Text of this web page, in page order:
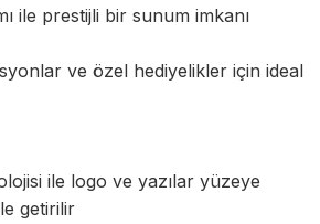
ile prestijli bir sunum imkanı
ve özel hediyelikler için ideal
ile logo ve yazılar yüzeye
getirilir